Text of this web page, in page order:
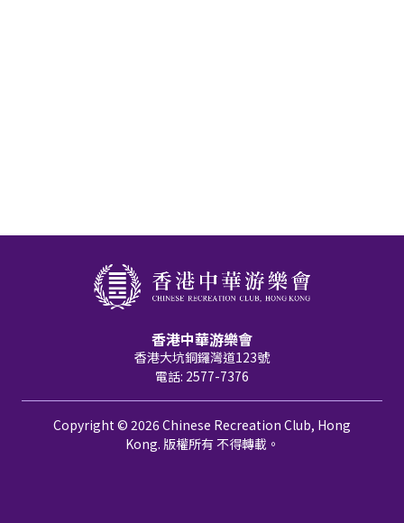
香港中華游樂會
香港大坑銅鑼灣道123號
電話: 2577-7376
Copyright © 2026 Chinese Recreation Club, Hong
Kong. 版權所有 不得轉載。